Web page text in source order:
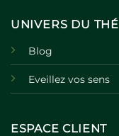
UNIVERS DU THÉ
Blog
Eveillez vos sens
ESPACE CLIENT